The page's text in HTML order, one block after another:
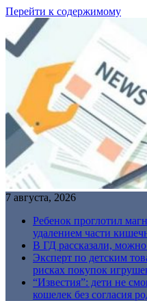
Перейти к содержимому
7 августа, 2026
Ребенок проглотил
удалением части
В ГД рассказали,
Эксперт по детским
рисках покупок
“Известия”: дети не
кошелек без согласия